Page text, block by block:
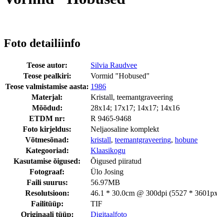
Foto detailiinfo
Teose autor:
Silvia Raudvee
Teose pealkiri:
Vormid "Hobused"
Teose valmistamise aasta: 1986
Materjal:
Kristall, teemantgraveering
Mõõdud:
28x14; 17x17; 14x17; 14x16
ETDM nr:
R 9465-9468
Foto kirjeldus:
Neljaosaline komplekt
Võtmesõnad:
kristall, teemantgraveering, hobune
Kategooriad:
Klaasikogu
Kasutamise õigused:
Õigused piiratud
Fotograaf:
Ülo Josing
Faili suurus:
56.97MB
Resolutsioon:
46.1 * 30.0cm @ 300dpi (5527 *
Failitüüp:
TIF
Originaali tüüp:
Digitaalfoto